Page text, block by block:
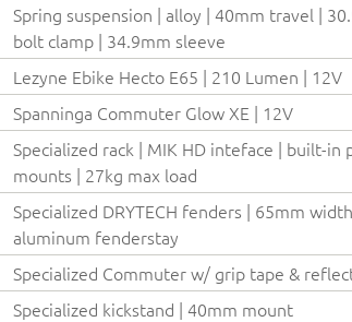
Spring suspension | alloy | 40mm travel |
bolt clamp | 34.9mm sleeve
Lezyne Ebike Hecto E65 | 210 Lumen | 12V
Spanninga Commuter Glow XE | 12V
Specialized rack | MIK HD inteface | built-in
mounts | 27kg max load
Specialized DRYTECH fenders | 65mm
aluminum fenderstay
Specialized Commuter w/ grip tape &
Specialized kickstand | 40mm mount